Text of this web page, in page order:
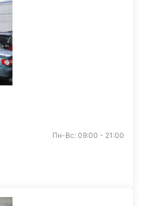
Пн-Вс: 09:00 - 21:00